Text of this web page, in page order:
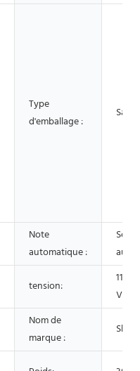
Type
d'emballage :
Sacs
Note
automatique :
Semi-
tension:
110
V 50
Nom de
marque :